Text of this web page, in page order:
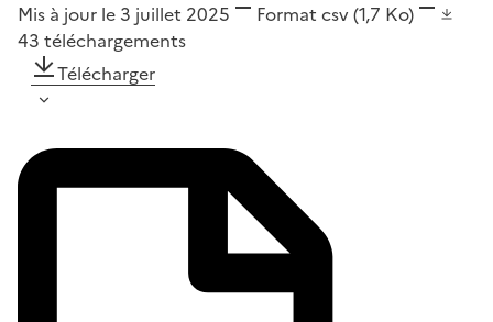
Mis à jour le 3 juillet 2025 Format csv(1,7 Ko)
43 téléchargements
Télécharger